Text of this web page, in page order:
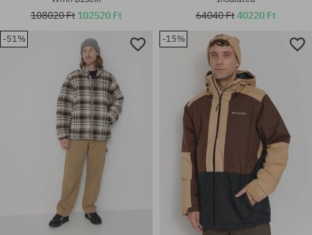
Elérhető méretek:
Elérhető méretek:
108020 Ft 102520 Ft 64040 Ft40220 Ft
-51% -15%